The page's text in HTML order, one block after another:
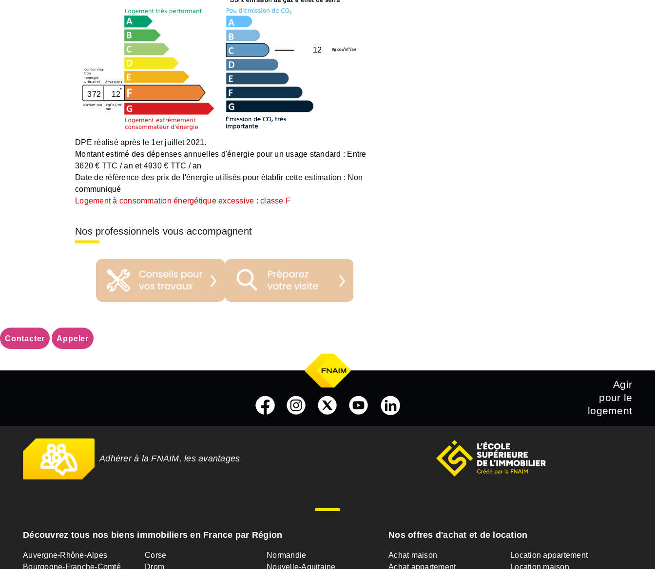
372 12
12
DPE réalisé après le 1er juillet 2021.
Montant estimé des dépenses annuelles d'énergie pour un usage standard : Entre
3620 € TTC / an et 4930 € TTC / an
Date de référence des prix de l'énergie utilisés pour établir cette estimation : Non
communiqué
Logement à consommation énergétique excessive : classe F
Nos professionnels vous accompagnent
Contacter Appeler
Agir
pour le
logement
Adhérer à la FNAIM, les avantages
Découvrez tous nos biens immobiliers en France par Région
Auvergne-Rhône-Alpes
Bourgogne-Franche-Comté
Corse
Drom
Normandie
Nouvelle-Aquitaine
Nos offres d'achat et de location
Achat maison
Achat appartement
Location appartement
Location maison